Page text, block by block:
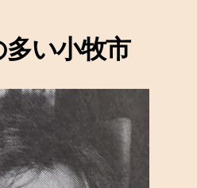
い小牧市